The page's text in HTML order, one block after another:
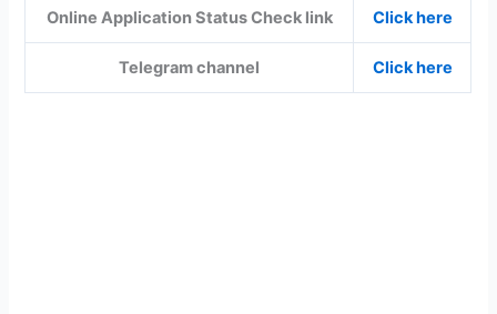
Online Application Status Check link Click here
Telegram channel Click here